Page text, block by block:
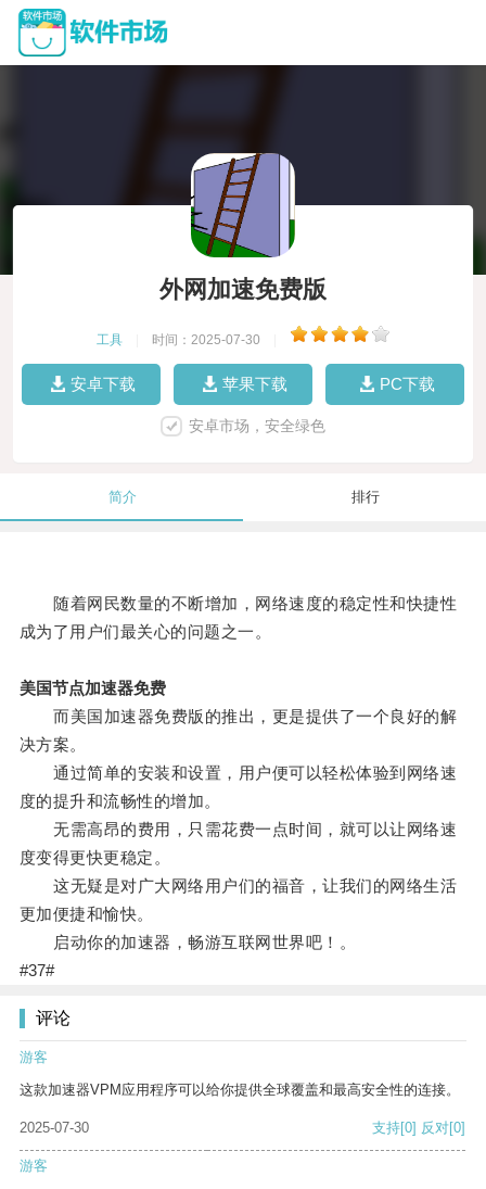
外网加速免费版
工具 时间：2025-07-30
安卓下载 苹果下载 PC下载
安卓市场，安全绿色
简介 排行
随着网民数量的不断增加，网络速度的稳定性和快捷性
成为了用户们最关心的问题之一。
美国节点加速器免费
而美国加速器免费版的推出，更是提供了一个良好的解
决方案。
通过简单的安装和设置，用户便可以轻松体验到网络速
度的提升和流畅性的增加。
无需高昂的费用，只需花费一点时间，就可以让网络速
度变得更快更稳定。
这无疑是对广大网络用户们的福音，让我们的网络生活
更加便捷和愉快。
启动你的加速器，畅游互联网世界吧！。
#37#
评论
游客
这款加速器VPM应用程序可以给你提供全球覆盖和最高安全性的连接。
2025-07-30 支持[0] 反对[0]
游客